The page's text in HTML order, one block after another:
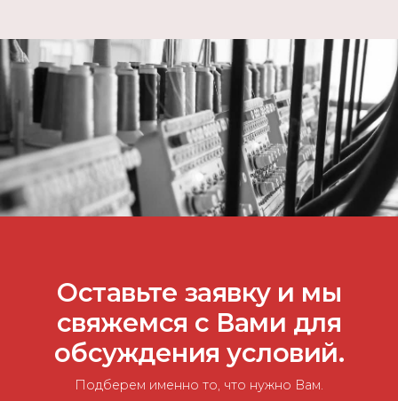
Оставьте заявку и мы
свяжемся с Вами для
обсуждения условий.
Подберем именно то, что нужно Вам.